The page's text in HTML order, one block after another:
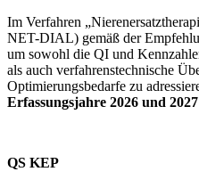
Im Verfahren
NET-DIAL) gemäß der
um sowohl die QI und
als auch verfahrenstechnische
Optimierungsbedarfe zu
Erfassungsjahre 2026 und
QS KEP